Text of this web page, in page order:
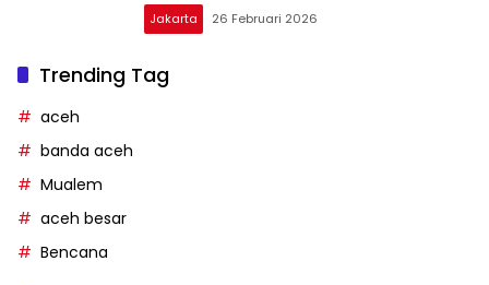
Jakarta 26 Februari 2026
Trending Tag
aceh
banda aceh
Mualem
aceh besar
Bencana